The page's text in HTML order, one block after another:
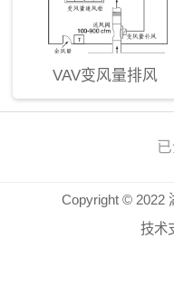
VAV变风量排风
Copyright © 2022
技术